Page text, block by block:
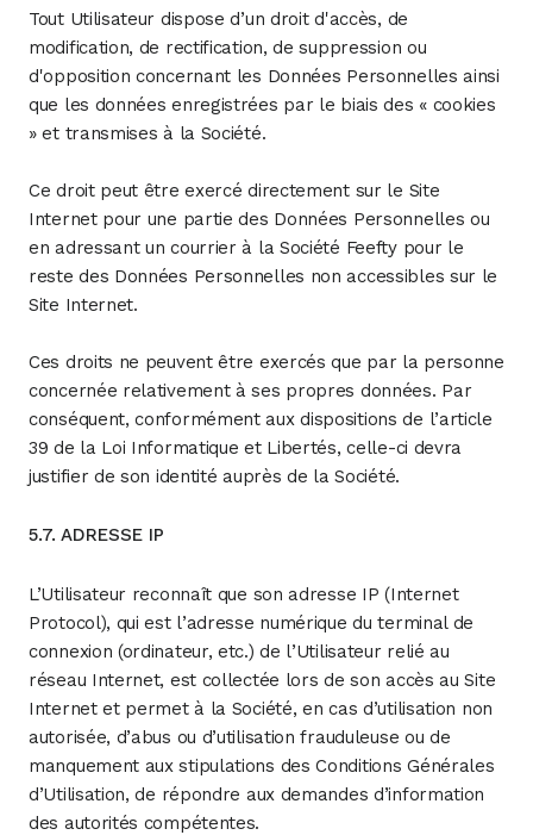
Tout Utilisateur dispose d’un droit d'accès, de
modification, de rectification, de suppression ou
d'opposition concernant les Données Personnelles ainsi
que les données enregistrées par le biais des « cookies
» et transmises à la Société.
Ce droit peut être exercé directement sur le Site
Internet pour une partie des Données Personnelles ou
en adressant un courrier à la Société Feefty pour le
reste des Données Personnelles non accessibles sur le
Site Internet.
Ces droits ne peuvent être exercés que par la personne
concernée relativement à ses propres données. Par
conséquent, conformément aux dispositions de l’article
39 de la Loi Informatique et Libertés, celle-ci devra
justifier de son identité auprès de la Société.
5.7. ADRESSE IP
L’Utilisateur reconnaît que son adresse IP (Internet
Protocol), qui est l’adresse numérique du terminal de
connexion (ordinateur, etc.) de l’Utilisateur relié au
réseau Internet, est collectée lors de son accès au Site
Internet et permet à la Société, en cas d’utilisation non
autorisée, d’abus ou d’utilisation frauduleuse ou de
manquement aux stipulations des Conditions Générales
d’Utilisation, de répondre aux demandes d’information
des autorités compétentes.